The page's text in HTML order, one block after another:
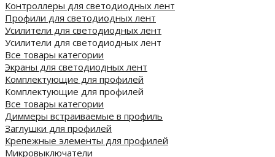
Контроллеры для светодиодных лент
Профили для светодиодных лент
Усилители для светодиодных лент
Усилители для светодиодных лент
Все товары категории
Экраны для светодиодных лент
Комплектующие для профилей
Комплектующие для профилей
Все товары категории
Диммеры встраиваемые в профиль
Заглушки для профилей
Крепежные элементы для профилей
Микровыключатели